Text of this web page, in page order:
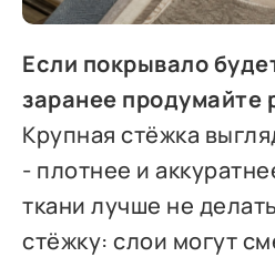
Если покрывало
заранее продумайте
Крупная стёжка
- плотнее и
ткани лучше не
стёжку: слои могут